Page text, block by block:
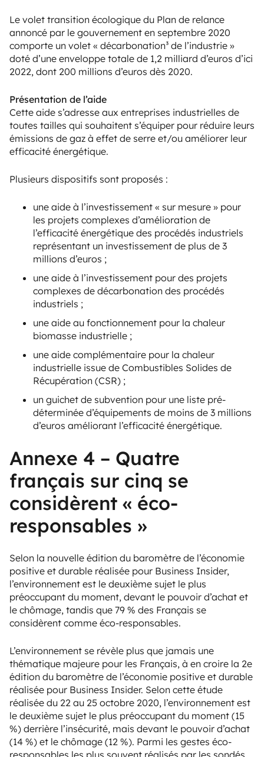
Le volet transition écologique du Plan de relance
annoncé par le gouvernement en septembre 2020
comporte un volet « décarbonation³ de l’industrie »
doté d’une enveloppe totale de 1,2 milliard d’euros d’ici
2022, dont 200 millions d’euros dès 2020.
Présentation de l’aide
Cette aide s’adresse aux entreprises industrielles de
toutes tailles qui souhaitent s’équiper pour réduire leurs
émissions de gaz à effet de serre et/ou améliorer leur
efficacité énergétique.
Plusieurs dispositifs sont proposés :
une aide à l’investissement « sur mesure » pour
les projets complexes d’amélioration de
l’efficacité énergétique des procédés industriels
représentant un investissement de plus de 3
millions d’euros ;
une aide à l’investissement pour des projets
complexes de décarbonation des procédés
industriels ;
une aide au fonctionnement pour la chaleur
biomasse industrielle ;
une aide complémentaire pour la chaleur
industrielle issue de Combustibles Solides de
Récupération (CSR) ;
un guichet de subvention pour une liste pré-
déterminée d’équipements de moins de 3 millions
d’euros améliorant l’efficacité énergétique.
Annexe 4 – Quatre
français sur cinq se
considèrent « éco-
responsables »
Selon la nouvelle édition du baromètre de l’économie
positive et durable réalisée pour Business Insider,
l’environnement est le deuxième sujet le plus
préoccupant du moment, devant le pouvoir d’achat et
le chômage, tandis que 79 % des Français se
considèrent comme éco-responsables.
L’environnement se révèle plus que jamais une
thématique majeure pour les Français, à en croire la 2e
édition du baromètre de l’économie positive et durable
réalisée pour Business Insider. Selon cette étude
réalisée du 22 au 25 octobre 2020, l’environnement est
le deuxième sujet le plus préoccupant du moment (15
%) derrière l’insécurité, mais devant le pouvoir d’achat
(14 %) et le chômage (12 %). Parmi les gestes éco-